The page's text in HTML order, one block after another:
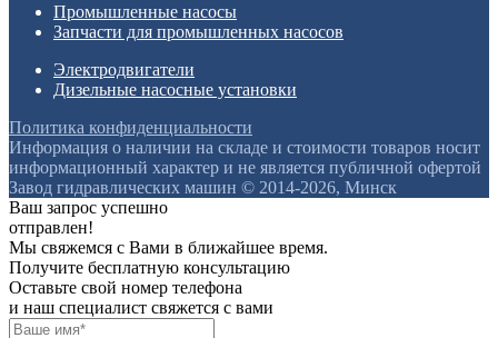
Промышленные насосы
Запчасти для промышленных насосов
Электродвигатели
Дизельные насосные установки
Политика конфиденциальности
Информация о наличии на складе и стоимости товаров носит
информационный характер и не является публичной офертой
Завод гидравлических машин © 2014-2026, Минск
Ваш запрос успешно
отправлен!
Мы свяжемся с Вами в ближайшее время.
Получите бесплатную консультацию
Оставьте свой номер телефона
и наш специалист свяжется с вами